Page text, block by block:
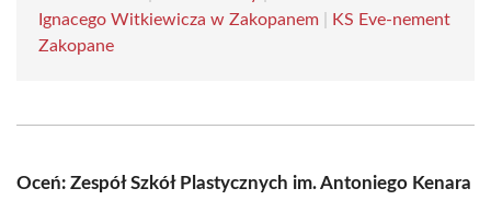
Ignacego Witkiewicza w Zakopanem
KS Eve-nement
Zakopane
Oceń: Zespół Szkół Plastycznych im. Antoniego Kenara